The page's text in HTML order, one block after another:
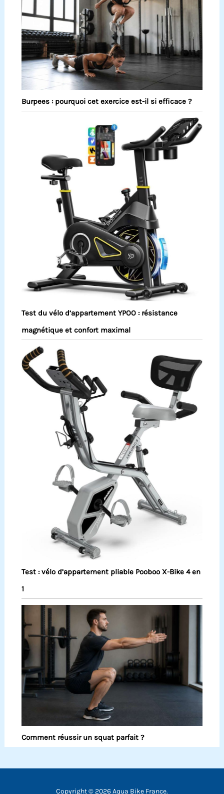
Burpees : pourquoi cet exercice est-il si efficace ?
Test du vélo d’appartement YPOO : résistance
magnétique et confort maximal
Test : vélo d’appartement pliable Pooboo X-Bike 4 en
1
Comment réussir un squat parfait ?
Copyright © 2026 Aqua Bike France.